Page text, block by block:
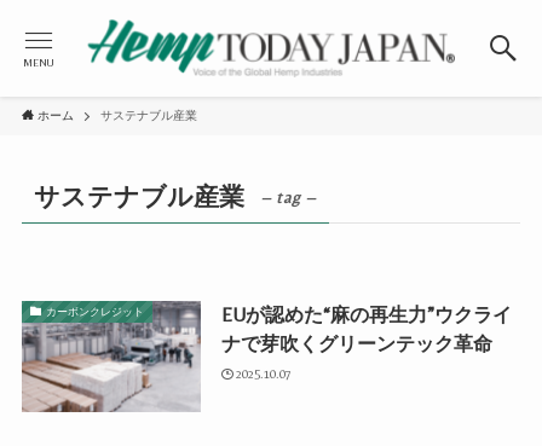
MENU
ホーム サステナブル産業
サステナブル産業 – tag –
カーボンクレジット
EUが認めた“麻の再生力”ウクライ
ナで芽吹くグリーンテック革命
2025.10.07